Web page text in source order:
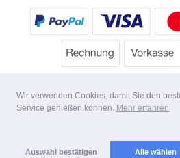
Wir verwenden Cookies, damit Sie den
Service genießen können. Mehr erfahren
Auswahl bestätigen Alle wählen
* Alle Preise inkl. MwSt.
Copyright 2026 by HP's